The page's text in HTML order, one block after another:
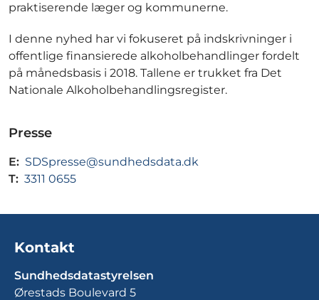
praktiserende læger og kommunerne.
I denne nyhed har vi fokuseret på indskrivninger i
offentlige finansierede alkoholbehandlinger fordelt
på månedsbasis i 2018. Tallene er trukket fra Det
Nationale Alkoholbehandlingsregister.
Presse
E: SDSpresse@sundhedsdata.dk
T: 3311 0655
Kontakt
Sundhedsdatastyrelsen
Ørestads Boulevard 5